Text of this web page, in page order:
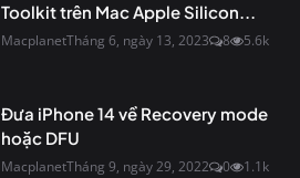
Toolkit trên Mac Apple Silicon...
MacplanetTháng 6, ngày 13, 2023 8 5.6k
Đưa iPhone 14 về Recovery mode
hoặc DFU
MacplanetTháng 9, ngày 29, 2022 0 1.1k